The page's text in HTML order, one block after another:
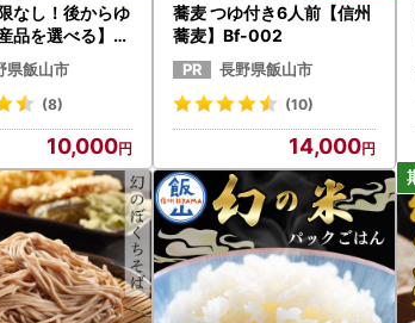
なし！後からゆ
品を選べる】長
カタログポイン
県飯山市
(8)
10,000
蕎麦 つゆ付き6人前【信州
蕎麦】Bf-002
長野県飯山市
(10)
14,000